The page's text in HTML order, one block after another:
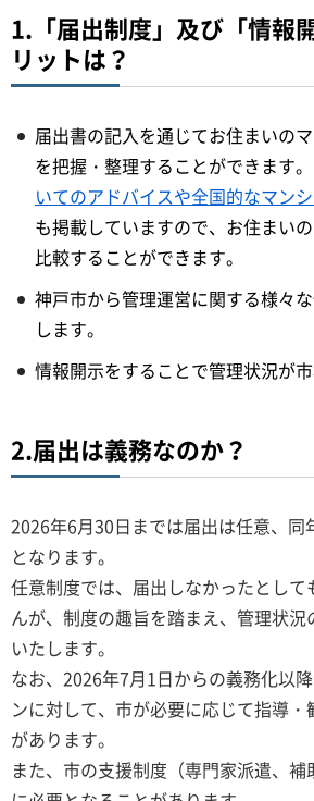
1.「届出制度」及び「情報
リットは？
届出書の記入を通じてお住まいの
を把握・整理することができます。
いてのアドバイスや全国的なマン
も掲載していますので、お住まい
比較することができます。
神戸市から管理運営に関する様々
します。
情報開示をすることで管理状況が市
2.届出は義務なのか？
2026年6月30日までは届出は任意、同
となります。
任意制度では、届出しなかったとして
んが、制度の趣旨を踏まえ、管理状
いたします。
なお、2026年7月1日からの義務化以
ンに対して、市が必要に応じて指導
があります。
また、市の支援制度（専門家派遣、